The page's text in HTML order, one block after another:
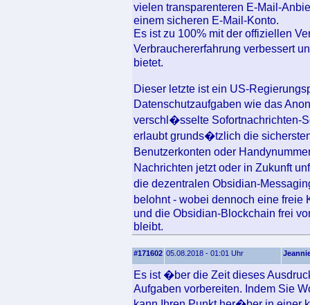
vielen transparenteren E-Mail-
einem sicheren E-Mail-Konto.
Es ist zu 100% mit der offiziellen
Verbrauchererfahrung verbessert
bietet.
Dieser letzte ist ein US-
Datenschutzaufgaben wie das
verschl�sselte Sofortnachrichten-
erlaubt grunds�tzlich die
Benutzerkonten oder
Nachrichten jetzt oder in Zukunft
die dezentralen Obsidian-
belohnt - wobei dennoch eine
und die Obsidian-Blockchain frei
bleibt.
#171602 05.08.2018 - 01:01 Uhr
Es ist �ber die Zeit dieses
Aufgaben vorbereiten. Indem Sie